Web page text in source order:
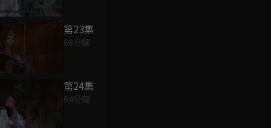
第23集
68分鐘
第24集
64分鐘